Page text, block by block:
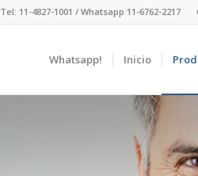
Tel: 11-4827-1001 / Whatsapp 11-6762-2217
Whatsapp! Inicio